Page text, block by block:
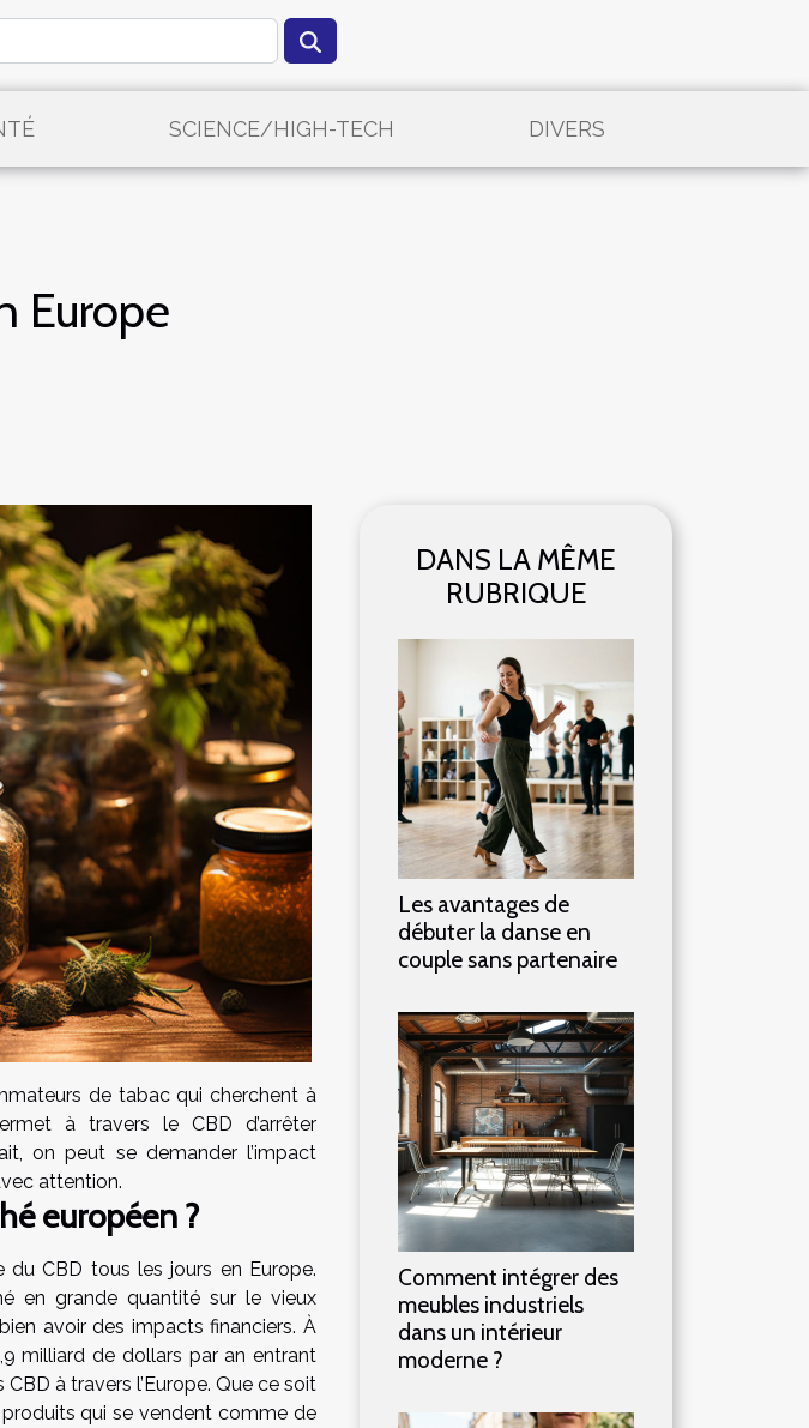
SCIENCE/HIGH-TECH DIVERS
Europe
de tabac qui cherchent à
à travers le CBD d’arrêter
on peut se demander l’impact
attention.
européen ?
du CBD tous les jours en Europe.
en grande quantité sur le vieux
avoir des impacts financiers. À
milliard de dollars par an entrant
à travers l’Europe. Que ce soit
qui se vendent comme de
DANS LA MÊME
RUBRIQUE
Les avantages de
débuter la danse en
couple sans partenaire
Comment intégrer des
meubles industriels
dans un intérieur
moderne ?